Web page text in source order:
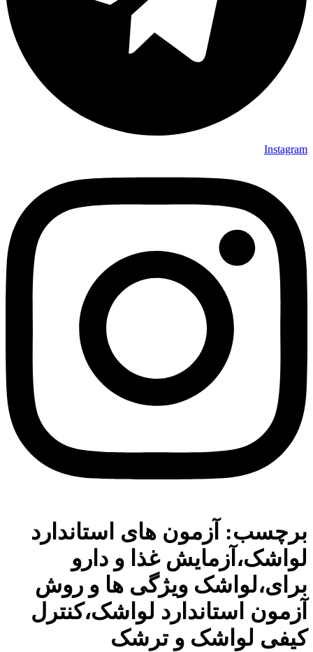
Instagram
برچسب: آزمون های استاندارد
لواشک،آزمایش غذا و دارو
برای،لواشک ویژگی ها و روش
آزمون استاندارد لواشک،کنترل
کیفی لواشک و ترشک